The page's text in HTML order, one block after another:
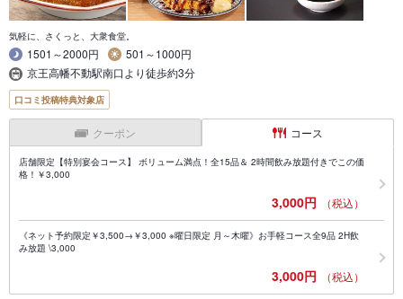
気軽に、さくっと、大衆食堂。
1501～2000円
501～1000円
京王高幡不動駅南口より徒歩約3分
口コミ投稿特典対象店
クーポン コース
店舗限定【特別宴会コース】 ボリューム満点！全15品＆ 2時間飲み放題付きでこの価
格！￥3,000
3,000円 （税込）
《ネット予約限定￥3,500→￥3,000 ※曜日限定 月～木曜》お手軽コース全9品 2H飲
み放題 \3,000
3,000円 （税込）